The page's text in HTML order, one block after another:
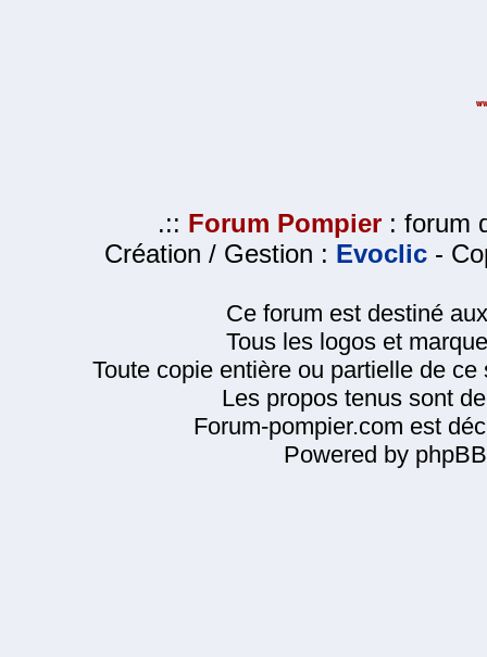
.:: Forum Pompier : forum
Création / Gestion : Evoclic -
Ce forum est destiné
Tous les logos et
Toute copie entière ou partielle de
Les propos tenus sont
Forum-pompier.com est
Powered by